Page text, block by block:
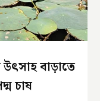
উৎসাহ বাড়াতে
চাষ